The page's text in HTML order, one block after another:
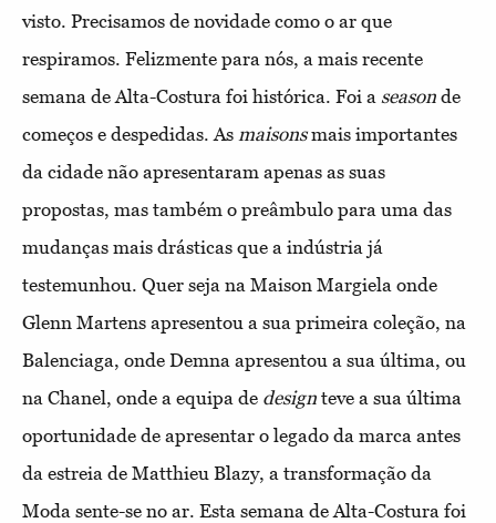
visto. Precisamos de novidade como o ar que
respiramos. Felizmente para nós, a mais recente
semana de Alta-Costura foi histórica. Foi a season de
começos e despedidas. As maisonsmais importantes
da cidade não apresentaram apenas as suas
propostas, mas também o preâmbulo para uma das
mudanças mais drásticas que a indústria já
testemunhou. Quer seja na Maison Margiela onde
Glenn Martens apresentou a sua primeira coleção, na
Balenciaga, onde Demna apresentou a sua última, ou
na Chanel, onde a equipa de design teve a sua última
oportunidade de apresentar o legado da marca antes
da estreia de Matthieu Blazy, a transformação da
Moda sente-se no ar. Esta semana de Alta-Costura foi